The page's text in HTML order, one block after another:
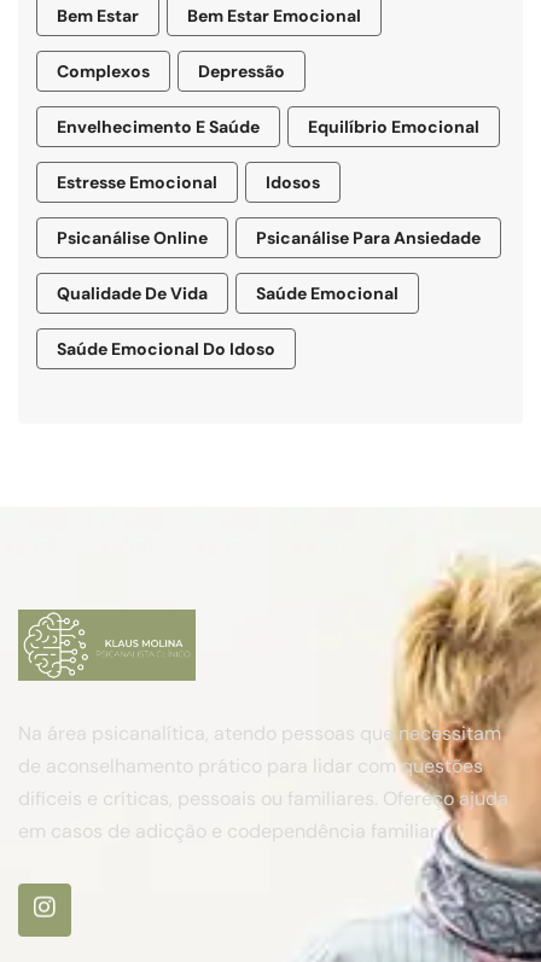
Bem Estar Bem Estar Emocional
Complexos Depressão
Envelhecimento E Saúde Equilíbrio Emocional
Estresse Emocional Idosos
Psicanálise Online Psicanálise Para Ansiedade
Qualidade De Vida Saúde Emocional
Saúde Emocional Do Idoso
Na área psicanalítica, atendo pessoas que necessitam
de aconselhamento prático para lidar com questões
difíceis e críticas, pessoais ou familiares. Ofereço ajuda
em casos de adicção e codependência familiar.